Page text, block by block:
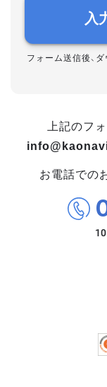
入
フォーム送信後、
上記のフ
お電話での